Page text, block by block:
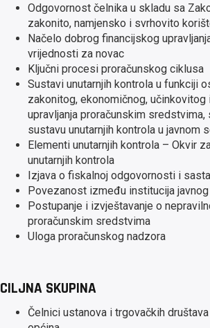
Odgovornost čelnika u skladu sa
zakonito, namjensko i svrhovito
Načelo dobrog financijskog
vrijednosti za novac
Ključni procesi proračunskog ciklusa
Sustavi unutarnjih kontrola u funkciji
zakonitog, ekonomičnog,
upravljanja proračunskim sredstvima,
sustavu unutarnjih kontrola u javnom
Elementi unutarnjih kontrola – Okvir
unutarnjih kontrola
Izjava o fiskalnoj odgovornosti i
Povezanost između institucija
Postupanje i izvještavanje o
proračunskim sredstvima
Uloga proračunskog nadzora
CILJNA SKUPINA
Čelnici ustanova i trgovačkih